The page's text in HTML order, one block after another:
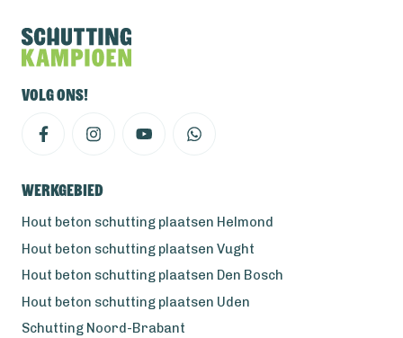
Volg ons!
Werkgebied
Hout beton schutting plaatsen Helmond
Hout beton schutting plaatsen Vught
Hout beton schutting plaatsen Den Bosch
Hout beton schutting plaatsen Uden
Schutting Noord-Brabant